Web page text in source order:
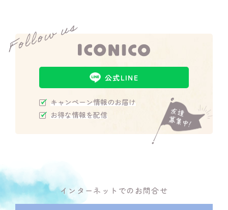
公式LINE
キャンペーン情報のお届け
お得な情報を配信
インターネットでのお問合せ